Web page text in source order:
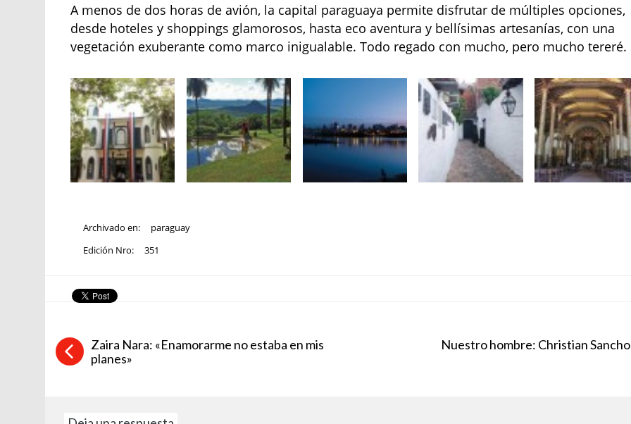
A menos de dos horas de avión, la capital paraguaya permite disfrutar de múltiples opciones,
desde hoteles y shoppings glamorosos, hasta eco aventura y bellísimas artesanías, con una
vegetación exuberante como marco inigualable. Todo regado con mucho, pero mucho tereré.
Archivado en:
paraguay
Edición Nro:
351
Zaira Nara: «Enamorarme no estaba en mis
planes»
Nuestro hombre: Christian Sancho